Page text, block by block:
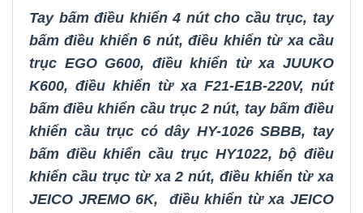
Tay bấm điều khiển 4 nút cho cầu trục, tay
bấm điều khiển 6 nút,điều khiển từ xa cầu
trục EGO G600, điều khiển từ xa JUUKO
K600, điều khiển từ xa F21-E1B-220V, nút
bấm điều khiển cầu trục 2 nút, tay bấm điều
khiển cầu trục có dây HY-1026 SBBB, tay
bấm điều khiển cầu trục HY1022,bộđiều
khiển cầu trục từ xa 2 nút,điều khiển từ xa
JEICO JREMO 6K, điều khiển từ xa JEICO